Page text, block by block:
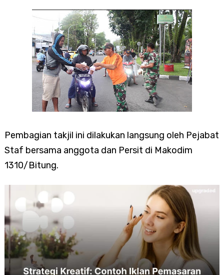
Pembagian takjil ini dilakukan langsung oleh Pejabat
Staf bersama anggota dan Persit di Makodim
1310/Bitung.